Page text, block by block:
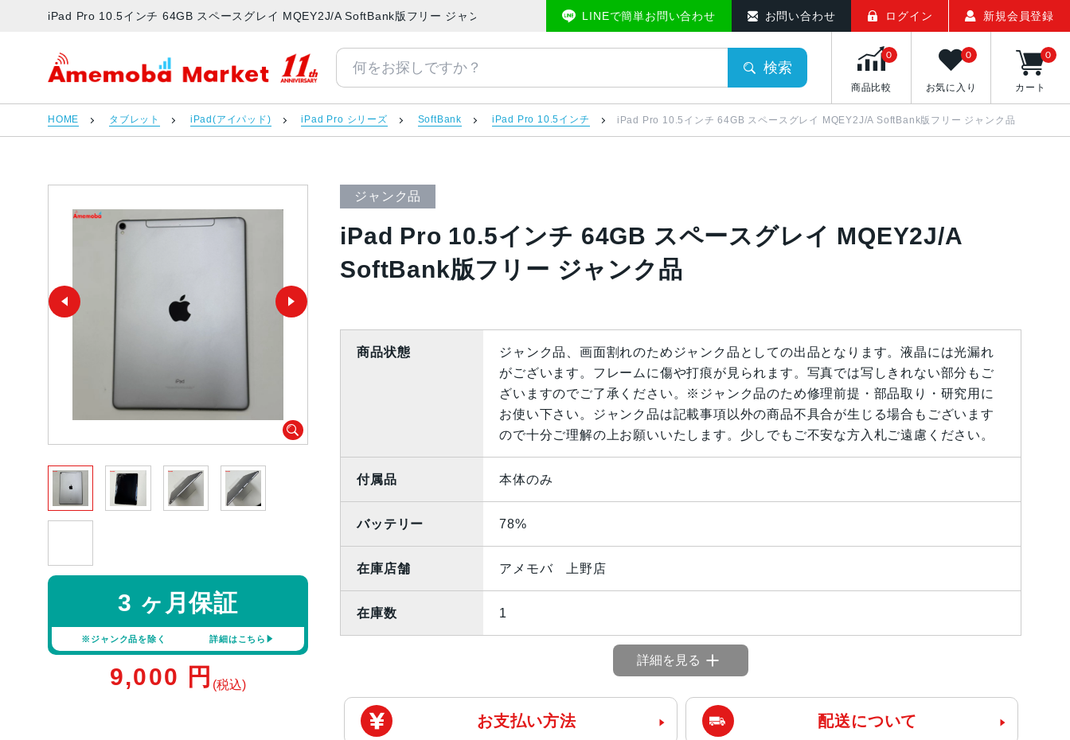
iPad Pro 10.5インチ 64GB スペースグレイ MQEY2J/A SoftBank版フリー ジャンク品 | 中古スマホ販売のアメモバマーケット
LINEで簡単お問い合わせ お問い合わせ ログイン 新規会員登録
アメモバマーケット
検索
商品比較
0
お気に入り
0
カート
0
HOME タブレット iPad(アイパッド) iPad Pro シリーズ SoftBank iPad Pro 10.5インチ iPad Pro 10.5インチ 64GB スペースグレイ MQEY2J/A SoftBank版フリー ジャンク品
ジャンク品
iPad Pro 10.5インチ 64GB スペースグレイ MQEY2J/A
SoftBank版フリー ジャンク品
3 ヶ月保証
※ジャンク品を除く 詳細はこちら
9,000 円 (税込)
商品状態
ジャンク品、画面割れのためジャンク品としての出品となります。液晶には光漏れ
がございます。フレームに傷や打痕が見られます。写真では写しきれない部分もご
ざいますのでご了承ください。※ジャンク品のため修理前提・部品取り・研究用に
お使い下さい。ジャンク品は記載事項以外の商品不具合が生じる場合もございます
ので十分ご理解の上お願いいたします。少しでもご不安な方入札ご遠慮ください。
付属品 本体のみ
バッテリー 78%
在庫店舗 アメモバ 上野店
在庫数 1
詳細を見る
お支払い方法 配送について